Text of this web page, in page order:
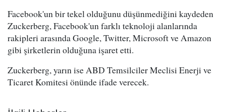
Facebook'un bir tekel olduğunu düşünmediğini kaydeden
Zuckerberg, Facebook'un farklı teknoloji alanlarında
rakipleri arasında Google, Twitter, Microsoft ve Amazon
gibi şirketlerin olduğuna işaret etti.
Zuckerberg, yarın ise ABD Temsilciler Meclisi Enerji ve
Ticaret Komitesi önünde ifade verecek.